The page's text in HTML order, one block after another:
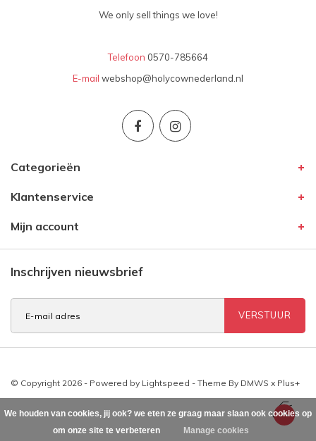
We only sell things we love!
Telefoon 0570-785664
E-mail webshop@holycownederland.nl
Categorieën
Klantenservice
Mijn account
Inschrijven nieuwsbrief
VERSTUUR
© Copyright 2026 - Powered by Lightspeed - Theme By DMWS x Plus+
We houden van cookies, jij ook? we eten ze graag maar slaan ook cookies op
om onze site te verbeteren
Manage cookies